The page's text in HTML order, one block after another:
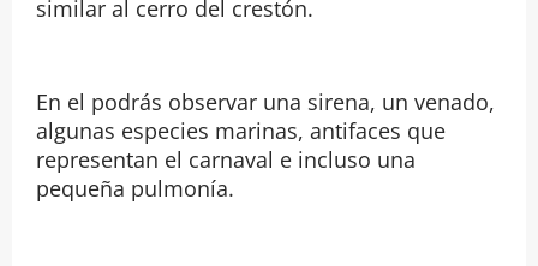
similar al cerro del crestón.
En el podrás observar una sirena, un venado,
algunas especies marinas, antifaces que
representan el carnaval e incluso una
pequeña pulmonía.